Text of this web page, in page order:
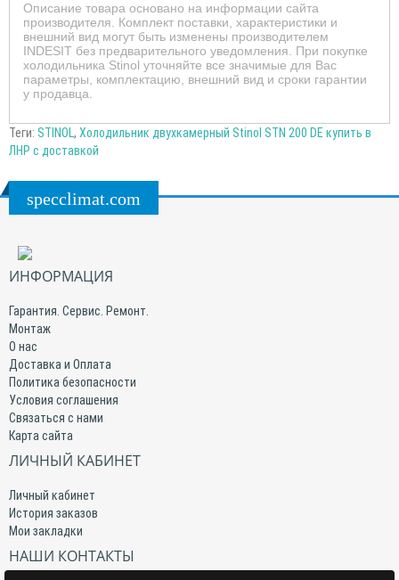
Описание товара основано на информации сайта
производителя. Комплект поставки, характеристики и
внешний вид могут быть изменены производителем
INDESIT без предварительного уведомления. При покупке
холодильника Stinol уточняйте все значимые для Вас
параметры, комплектацию, внешний вид и сроки гарантии
у продавца.
Теги: STINOL, Холодильник двухкамерный Stinol STN 200 DE купить в
ЛНР с доставкой
specclimat.com
ИНФОРМАЦИЯ
Гарантия. Сервис. Ремонт.
Монтаж
О нас
Доставка и Оплата
Политика безопасности
Условия соглашения
Связаться с нами
Карта сайта
ЛИЧНЫЙ КАБИНЕТ
Личный кабинет
История заказов
Мои закладки
НАШИ КОНТАКТЫ